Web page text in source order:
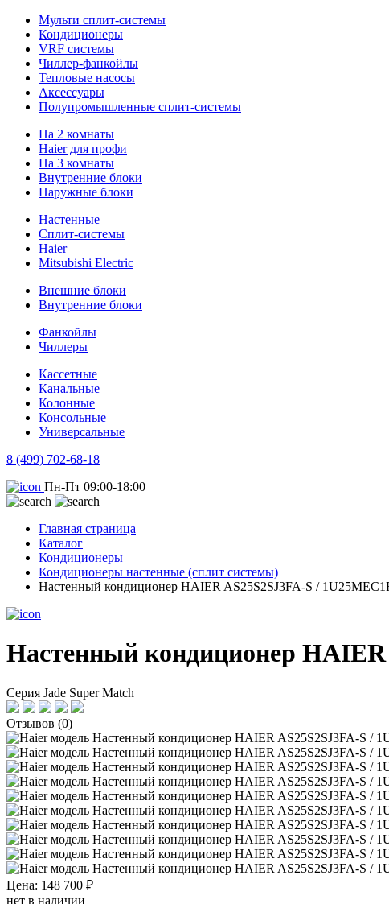
Мульти сплит-системы
Кондиционеры
VRF системы
Чиллер-фанкойлы
Тепловые насосы
Аксессуары
Полупромышленные сплит-системы
На 2 комнаты
Haier для профи
На 3 комнаты
Внутренние блоки
Наружные блоки
Настенные
Сплит-системы
Haier
Mitsubishi Electric
Внешние блоки
Внутренние блоки
Фанкойлы
Чиллеры
Кассетные
Канальные
Колонные
Консольные
Универсальные
8 (499) 702-68-18
Пн-Пт 09:00-18:00
Главная страница
Каталог
Кондиционеры
Кондиционеры настенные (сплит системы)
Настенный кондиционер HAIER AS25S2SJ3FA-S /
Настенный кондиционер
Серия Jade Super Match
Отзывов (0)
Цена: 148 700 ₽
нет в наличии